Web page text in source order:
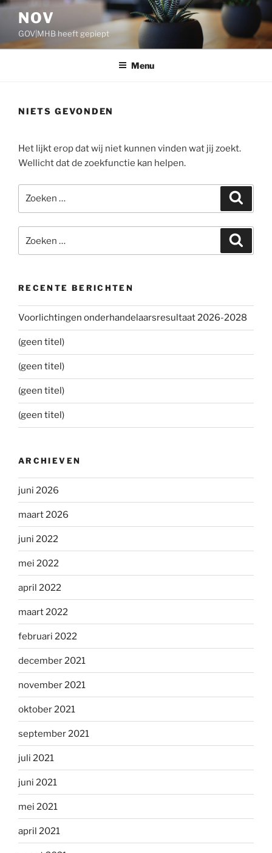
Ga
inhoud
NOV
GOV|MHB heeft gepiept
Menu
NIETS GEVONDEN
Het lijkt erop dat wij niet kunnen vinden wat jij zoekt.
Wellicht dat de zoekfunctie kan helpen.
naar:
RECENTE BERICHTEN
Voorlichtingen onderhandelaarsresultaat 2026-2028
(geen titel)
(geen titel)
(geen titel)
(geen titel)
ARCHIEVEN
juni 2026
maart 2026
juni 2022
mei 2022
april 2022
maart 2022
februari 2022
december 2021
november 2021
oktober 2021
september 2021
juli 2021
juni 2021
mei 2021
april 2021